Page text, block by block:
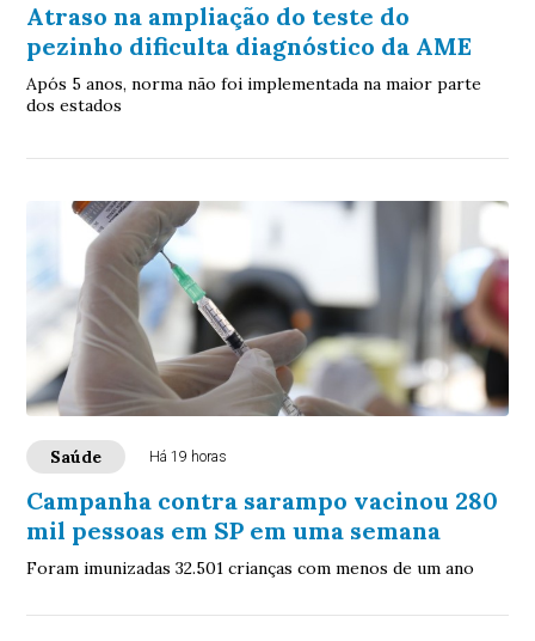
Atraso na ampliação do teste do
pezinho dificulta diagnóstico da AME
Após 5 anos, norma não foi implementada na maior parte
dos estados
Saúde Há 19 horas
Campanha contra sarampo vacinou 280
mil pessoas em SP em uma semana
Foram imunizadas 32.501 crianças com menos de um ano